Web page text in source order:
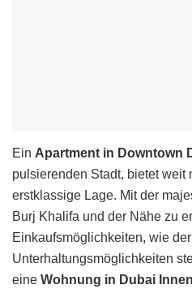
Ein Apartment in Downtown
pulsierenden Stadt, bietet weit
erstklassige Lage. Mit der
Burj Khalifa und der Nähe zu
Einkaufsmöglichkeiten, wie
Unterhaltungsmöglichkeiten
eine Wohnung in Dubai